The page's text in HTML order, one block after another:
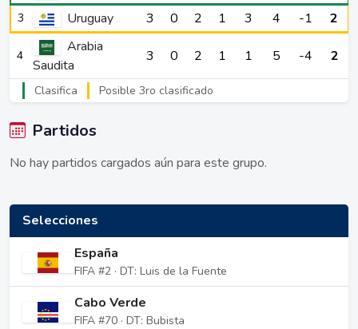
3 Uruguay 3 0 2 1 3 4 -1 2
4
Arabia
Saudita
3 0 2 1 1 5 -4 2
Clasifica Posible 3ro clasificado
Partidos
No hay partidos cargados aún para este grupo.
Selecciones
España
FIFA #2 · DT: Luis de la Fuente
Cabo Verde
FIFA #70 · DT: Bubista